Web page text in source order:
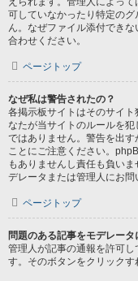
可していなかったり特定の
ん。なぜファイル添付でき
合わせください。
ページトップ
なぜ私は警告されたの？
各掲示板サイトはそのサイ
なたが当サイトのルールを
ではありません。警告を出
ことにご注意ください。
もありませんし責任も負い
デレータまたは管理人にお問
ページトップ
問題のある記事をモデレータ
管理人が記事の通報を許可
す。そのボタンをクリックす